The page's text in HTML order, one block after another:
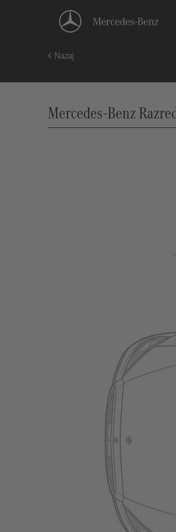
Nazaj
Mercedes-Benz